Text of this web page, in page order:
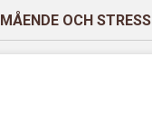
MÅENDE OCH STRESS